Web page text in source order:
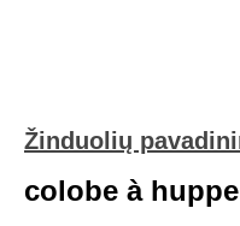
Žinduolių
colobe à huppe